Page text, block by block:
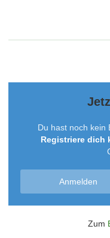
moin
15. April 2024 um 08:54